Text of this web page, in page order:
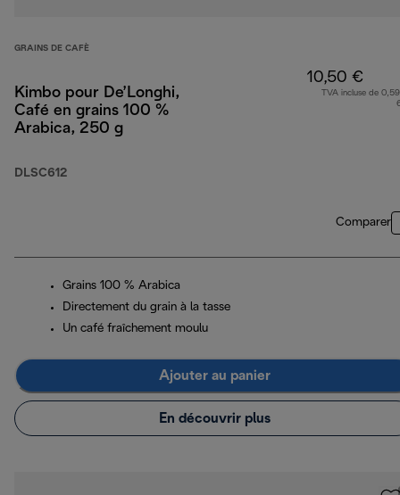
GRAINS DE CAFÈ
Kimbo pour De’Longhi,
Café en grains 100 %
Arabica, 250 g
DLSC612
10,50 €
TVA incluse de
Comparer
Grains 100 % Arabica
Directement du grain à la tasse
Un café fraîchement moulu
Ajouter au panier
En découvrir plus